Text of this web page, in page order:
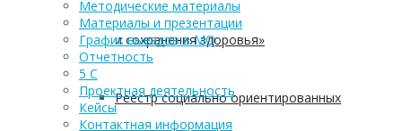
и сохранения здоровья»
Реестр социально ориентированных
Методические материалы
Материалы и презентации
График выездов в МО
Отчетность
5 С
Проектная деятельность
Кейсы
Контактная информация